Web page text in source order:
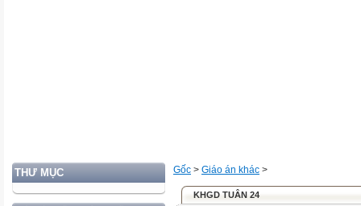
THƯ MỤC Gốc > Giáo án khác >
KHGD TUÂN 24